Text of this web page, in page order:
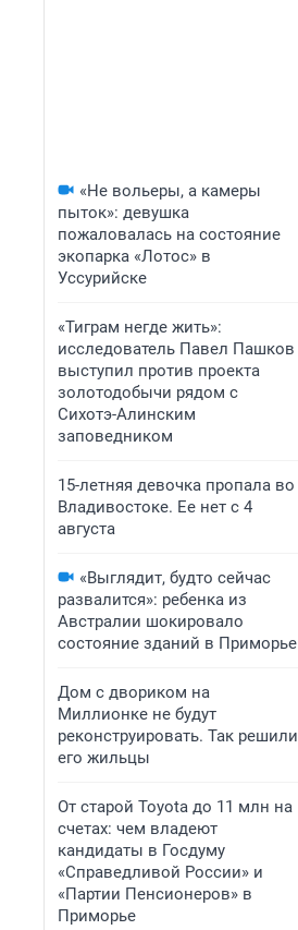
«Не вольеры, а камеры
пыток»: девушка
пожаловалась на состояние
экопарка «Лотос» в
Уссурийске
«Тиграм негде жить»:
исследователь Павел Пашков
выступил против проекта
золотодобычи рядом с
Сихотэ-Алинским
заповедником
15-летняя девочка пропала во
Владивостоке. Ее нет с 4
августа
«Выглядит, будто сейчас
развалится»: ребенка из
Австралии шокировало
состояние зданий в Приморье
Дом с двориком на
Миллионке не будут
реконструировать. Так решили
его жильцы
От старой Toyota до 11 млн на
счетах: чем владеют
кандидаты в Госдуму
«Справедливой России» и
«Партии Пенсионеров» в
Приморье